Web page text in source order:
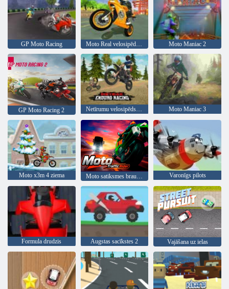
GP Moto Racing Moto Real velosipēdu sacīkstes Moto Maniac 2
GP Moto Racing 2 Netīrumu velosipēds enduro sacīkstes Moto Maniac 3
Moto x3m 4 ziema Varonīgs pilots
Formula drudzis Augstas sacīkstes 2 Vajāšana uz ielas